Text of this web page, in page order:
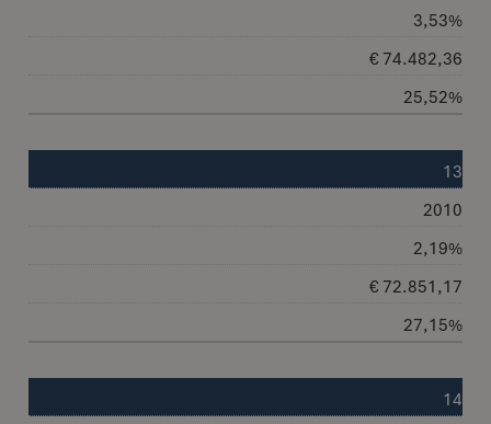
3,53%
€ 74.482,36
25,52%
13
2010
2,19%
€ 72.851,17
27,15%
14